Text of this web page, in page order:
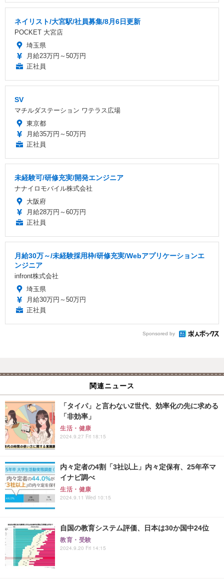
ネイリスト/大宮駅/社員募集/8月6日更新
POCKET 大宮店
埼玉県
月給23万円～50万円
正社員
SV
マチルダステーション ワテラス広場
東京都
月給35万円～50万円
正社員
未経験可/研修充実/開発エンジニア
ナナイロモバイル株式会社
大阪府
月給28万円～60万円
正社員
月給30万～/未経験採用枠/研修充実/Webアプリケーションエ
ンジニア
infront株式会社
埼玉県
月給30万円～50万円
正社員
Sponsored by
関連ニュース
「タイパ」と言わないZ世代、効率化の先に求める
「非効率」
生活・健康
2024.9.27 Fri 18:15
内々定者の4割「3社以上」内々定保有、25年卒マ
イナビ調べ
生活・健康
2024.9.11 Wed 10:15
自国の教育システム評価、日本は30か国中24位
教育・受験
2024.9.20 Fri 14:15